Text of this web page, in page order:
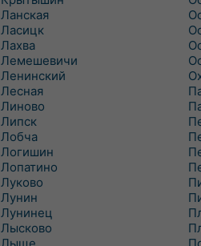
Ланская
Ласицк
Лахва
Лемешевичи
Ленинский
Лесная
Линово
Липск
Лобча
Логишин
Лопатино
Луково
Лунин
Лунинец
Лысково